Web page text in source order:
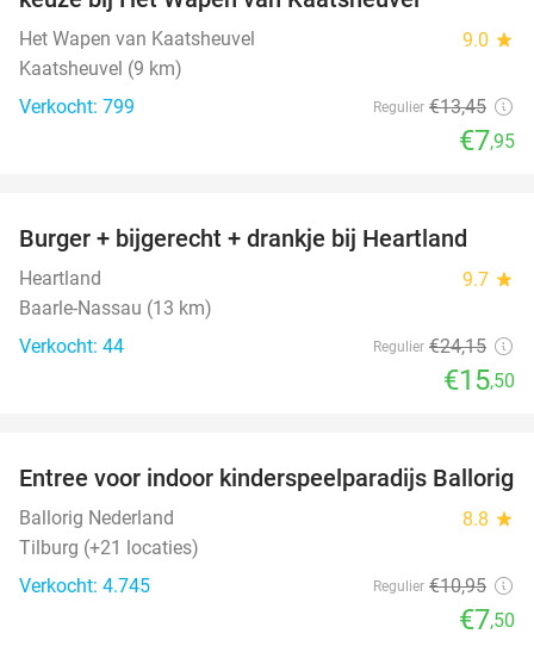
Het Wapen van Kaatsheuvel 9.0 star
Kaatsheuvel (9 km)
Verkocht: 799
Regulier €13,45
€7,95
36%
Burger + bijgerecht + drankje bij Heartland
Heartland 9.7 star
Baarle-Nassau (13 km)
Verkocht: 44
Regulier €24,15
€15,50
32%
Entree voor indoor kinderspeelparadijs Ballorig
Ballorig Nederland 8.8 star
Tilburg (+21 locaties)
Verkocht: 4.745
Regulier €10,95
€7,50